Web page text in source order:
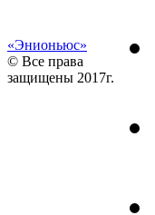
«Энионьюс»
© Все права
защищены 2017г.